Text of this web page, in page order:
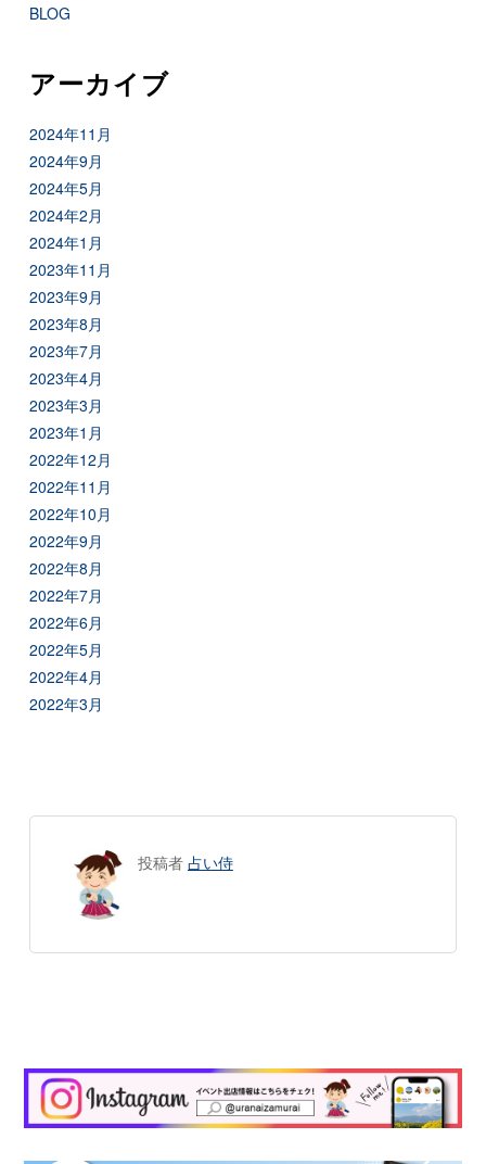
BLOG
アーカイブ
2024年11月
2024年9月
2024年5月
2024年2月
2024年1月
2023年11月
2023年9月
2023年8月
2023年7月
2023年4月
2023年3月
2023年1月
2022年12月
2022年11月
2022年10月
2022年9月
2022年8月
2022年7月
2022年6月
2022年5月
2022年4月
2022年3月
投稿者 占い侍